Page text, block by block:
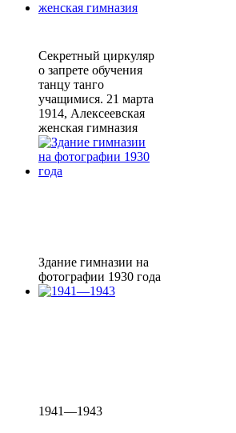
Секретный циркуляр
о запрете обучения
танцу танго
учащимися. 21 марта
1914, Алексеевская
женская гимназия
Здание гимназии на
фотографии 1930 года
1941—1943